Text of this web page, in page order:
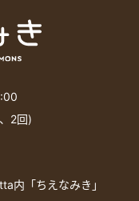
2回)
内「ちえなみき」